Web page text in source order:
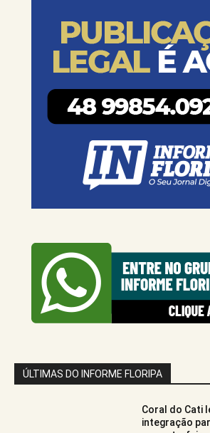
ÚLTIMAS DO INFORME FLORIPA
Coral do Cati
integração